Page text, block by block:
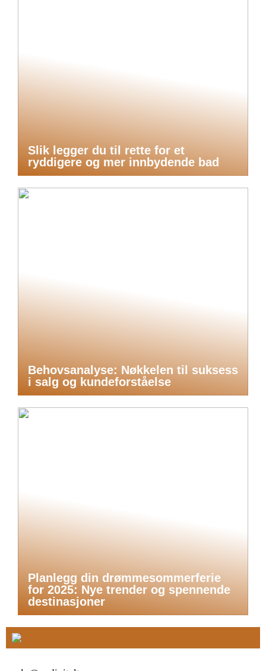
Slik legger du til rette for et
ryddigere og mer innbydende bad
Behovsanalyse: Nøkkelen til suksess
i salg og kundeforståelse
Planlegg din drømmesommerferie
for 2025: Nye trender og spennende
destinasjoner